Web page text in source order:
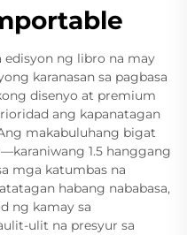
ng libro na may
karanasan sa pagbasa
disenyo at premium
ang kapanatagan
makabuluhang bigat
1.5 hanggang
mga katumbas na
habang nababasa,
ng kamay sa
ulit na presyur sa